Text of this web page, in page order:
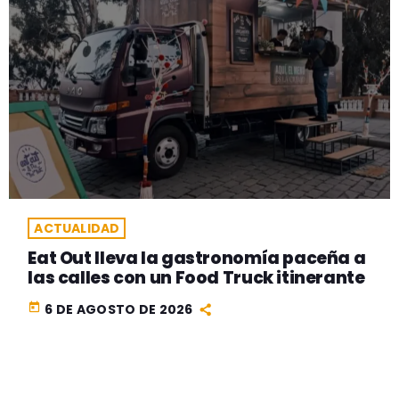
ACTUALIDAD
Eat Out lleva la gastronomía paceña a
las calles con un Food Truck itinerante
today 6 DE AGOSTO DE 2026